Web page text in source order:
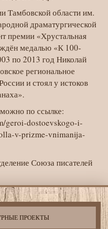
Тамбовской области им.
драматургической
премии «Хрустальная
медалью «К 100-
по 2013 год Николай
региональное
и стоял у истоков
по ссылке:
geroi-dostoevskogo-i-
v-prizme-vnimanija-
Союза писателей
ПРОЕКТЫ